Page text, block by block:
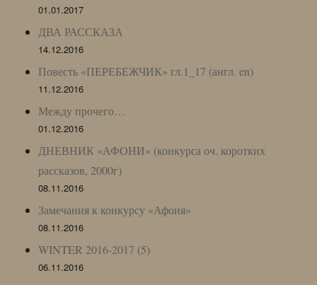
01.01.2017
ДВА РАССКАЗА
14.12.2016
Повесть «ПЕРЕБЕЖЧИК» гл.1_17 (англ. en)
11.12.2016
Между прочего…
01.12.2016
ДНЕВНИК «АФОНИ» (конкурса оч. коротких
рассказов, 2000г)
08.11.2016
Замечания к конкурсу «Афоня»
08.11.2016
WINTER 2016-2017 (5)
06.11.2016